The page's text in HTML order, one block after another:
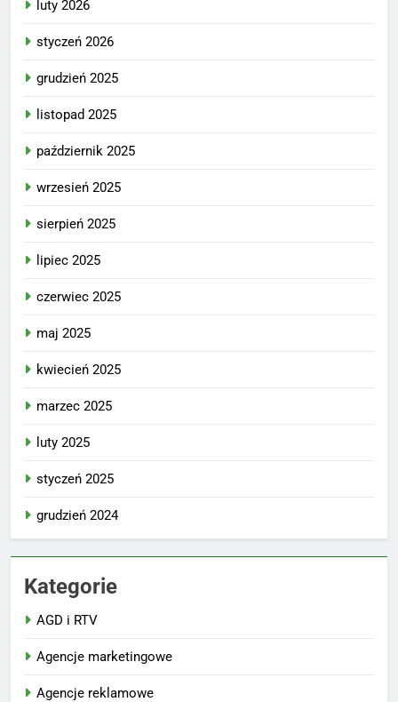
luty 2026
styczeń 2026
grudzień 2025
listopad 2025
październik 2025
wrzesień 2025
sierpień 2025
lipiec 2025
czerwiec 2025
maj 2025
kwiecień 2025
marzec 2025
luty 2025
styczeń 2025
grudzień 2024
Kategorie
AGD i RTV
Agencje marketingowe
Agencje reklamowe